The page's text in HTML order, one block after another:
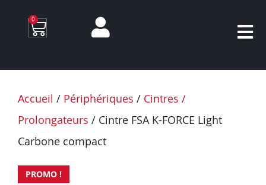
0
Accueil / Périphériques / Cintres /
Prolongateurs / Cintre FSA K-FORCE Light
Carbone compact
PROMO !